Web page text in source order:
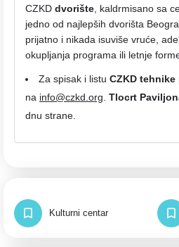
CZKD dvorište, kaldrmisano sa
jedno od najlepših dvorišta
prijatno i nikada isuviše vruće,
okupljanja programa ili letnje
Za spisak i listu CZKD tehnike
na info@czkd.org. Tlocrt
dnu strane.
Kulturni centar